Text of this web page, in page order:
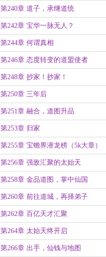
第240章 道子，承继道统
第242章 宝华一脉无人？
第244章 何谓真相
第246章 态度转变的道盟使者
第248章 抄家！抄家！
第250章 三年后
第251章 融合，道图升品
第253章 归家
第255章 宝蟾界潜龙榜（5k大章）
第256章 强敌汇聚的太始天
第258章 金品道图，掌中仙国
第260章 前往道城，再择弟子
第262章 百亿天才汇聚
第264章 太始天终开启
第266章 出手，仙钱与地图